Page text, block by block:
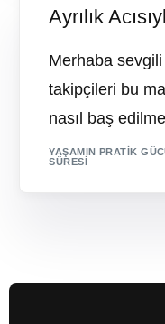
Ayrılık
Merhaba
takipçileri bu
nasıl baş
YAŞAMIN PRATIK
SÜRESI